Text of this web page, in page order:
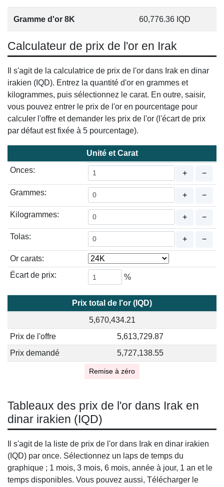
Gramme d'or 8K 60,776.36 IQD
Calculateur de prix de l'or en Irak
Il s'agit de la calculatrice de prix de l'or dans Irak en dinar
irakien (IQD). Entrez la quantité d'or en grammes et
kilogrammes, puis sélectionnez le carat. En outre, saisir,
vous pouvez entrer le prix de l'or en pourcentage pour
calculer l'offre et demander les prix de l'or (l'écart de prix
par défaut est fixée à 5 pourcentage).
Unité et Carat
Onces:
+ −
Grammes: + −
Kilogrammes: + −
Tolas: + −
Or carats:
Écart de prix:
%
Prix total de l'or (IQD)
5,670,434.21
Prix de l'offre
5,613,729.87
Prix demandé
5,727,138.55
Remise à zéro
Tableaux des prix de l'or dans Irak en
dinar irakien (IQD)
Il s'agit de la liste de prix de l'or dans Irak en dinar irakien
(IQD) par once. Sélectionnez un laps de temps du
graphique ; 1 mois, 3 mois, 6 mois, année à jour, 1 an et le
temps disponibles. Vous pouvez aussi, Télécharger le